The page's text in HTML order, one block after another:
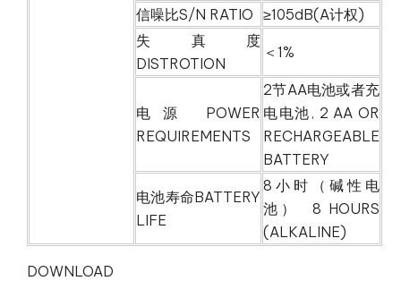
信噪比S/N RATIO ≥105dB(A计权)
失真度
DISTROTION
＜1%
电源 POWER
REQUIREMENTS
2节AA电池或者充
电电池, 2 AA OR
RECHARGEABLE
BATTERY
电池寿命BATTERY
LIFE
8小时（碱性电
池） 8 HOURS
(ALKALINE)
DOWNLOAD